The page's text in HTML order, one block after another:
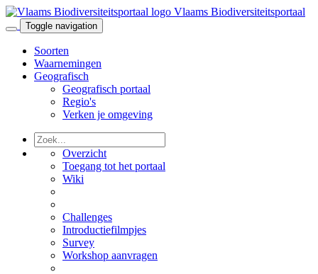
Vlaams Biodiversiteitsportaal
Toggle navigation
Soorten
Waarnemingen
Geografisch
Geografisch portaal
Regio's
Verken je omgeving
Overzicht
Toegang tot het portaal
Wiki
Challenges
Introductiefilmpjes
Survey
Workshop aanvragen